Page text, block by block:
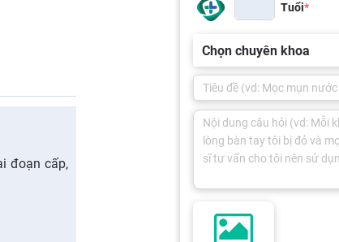
đoạn cấp,
Tuổi
Chọn chuyên khoa